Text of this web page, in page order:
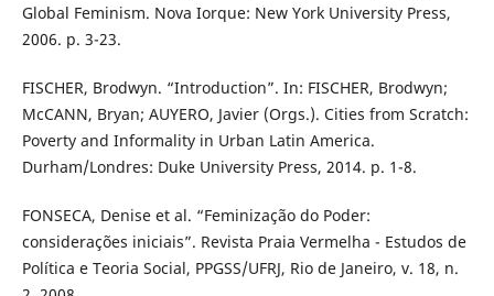
Global Feminism. Nova Iorque: New York University Press,
2006. p. 3-23.
FISCHER, Brodwyn. “Introduction”. In: FISCHER, Brodwyn;
McCANN, Bryan; AUYERO, Javier (Orgs.). Cities from Scratch:
Poverty and Informality in Urban Latin America.
Durham/Londres: Duke University Press, 2014. p. 1-8.
FONSECA, Denise et al. “Feminização do Poder:
considerações iniciais”. Revista Praia Vermelha - Estudos de
Política e Teoria Social, PPGSS/UFRJ, Rio de Janeiro, v. 18, n.